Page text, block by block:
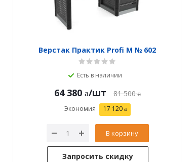
Верстак Практик Profi M № 602
Есть в наличии
64 380 /шт 81 500
Экономия 17 120
В корзину
Запросить скидку